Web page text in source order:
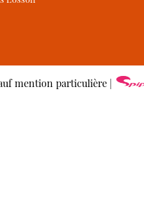
mention particulière |